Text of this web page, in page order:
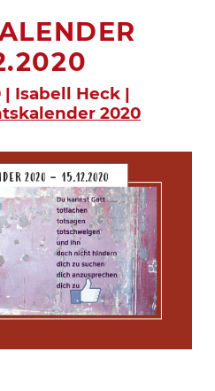
| Isabell Heck |
2020